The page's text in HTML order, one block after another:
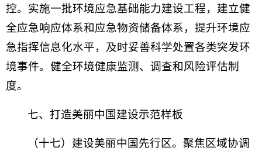
控。实施一批环境应急基础能力建设工程，建立健
全应急响应体系和应急物资储备体系，提升环境应
急指挥信息化水平，及时妥善科学处置各类突发环
境事件。健全环境健康监测、调查和风险评估制
度。
七、打造美丽中国建设示范样板
（十七）建设美丽中国先行区。聚焦区域协调